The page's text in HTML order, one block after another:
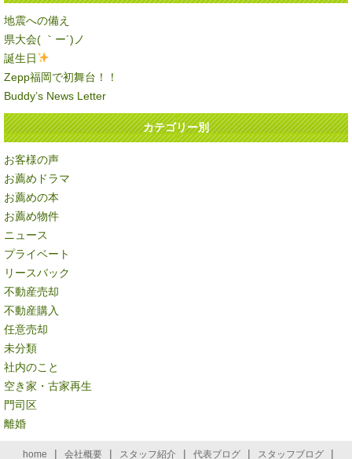
地震への備え
県大会( ｀ー´)ノ
誕生日
Zepp福岡で初舞台！！
Buddy’s News Letter
カテゴリー別
お客様の声
お薦めドラマ
お薦めの本
お薦め物件
ニュース
プライベート
リースバック
不動産売却
不動産購入
任意売却
未分類
社内のこと
空き家・古家再生
門司区
離婚
home | 会社概要 | スタッフ紹介 | 代表ブログ | スタッフブログ |